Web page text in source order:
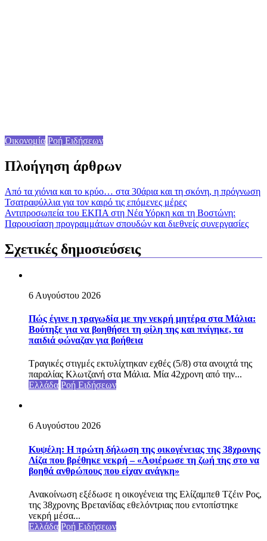
Οικονομία Ροή Ειδήσεων
Πλοήγηση άρθρων
Από τα χιόνια και το κρύο… στα 30άρια και τη σκόνη, η πρόγνωση
Τσατραφύλλια για τον καιρό τις επόμενες μέρες
Αντιπροσωπεία του ΕΚΠΑ στη Νέα Υόρκη και τη Βοστώνη:
Παρουσίαση προγραμμάτων σπουδών και διεθνείς συνεργασίες
Σχετικές δημοσιεύσεις
6 Αυγούστου 2026
Πώς έγινε η τραγωδία με την νεκρή μητέρα στα Μάλια:
Βούτηξε για να βοηθήσει τη φίλη της και πνίγηκε, τα
παιδιά φώναζαν για βοήθεια
Τραγικές στιγμές εκτυλίχτηκαν εχθές (5/8) στα ανοιχτά της
παραλίας Κλωτζανή στα Μάλια. Μία 42χρονη από την...
Ελλάδα Ροή Ειδήσεων
6 Αυγούστου 2026
Κυψέλη: Η πρώτη δήλωση της οικογένειας της 38χρονης
Λίζα που βρέθηκε νεκρή – «Αφιέρωσε τη ζωή της στο να
βοηθά ανθρώπους που είχαν ανάγκη»
Ανακοίνωση εξέδωσε η οικογένεια της Ελίζαμπεθ Τζέιν Ρος,
της 38χρονης Βρετανίδας εθελόντριας που εντοπίστηκε
νεκρή μέσα...
Ελλάδα Ροή Ειδήσεων